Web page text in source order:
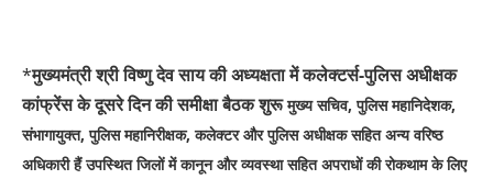
*मुख्यमंत्री श्री विष्णु देव साय की अध्यक्षता में कलेक्टर्स-पुलिस अधीक्षक
कांफ्रेंस के दूसरे दिन की समीक्षा बैठक शुरूमुख्य सचिव, पुलिस महानिदेशक,
संभागायुक्त, पुलिस महानिरीक्षक, कलेक्टर और पुलिस अधीक्षक सहित अन्य वरिष्ठ
अधिकारी हैं उपस्थितजिलों में कानून और व्यवस्था सहित अपराधों की रोकथाम के लिए